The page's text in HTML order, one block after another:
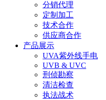
分销代理
定制加工
技术合作
供应商合作
产品展示
UVA紫外线手电
UVB & UVC
刑侦勘察
清洁检查
执法战术